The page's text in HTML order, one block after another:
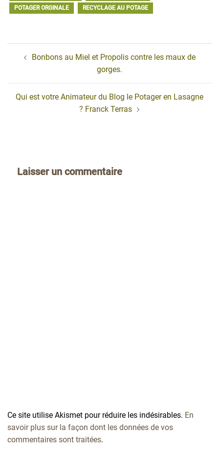
POTAGER ORGINALE RECYCLAGE AU POTAGE
d’articleBonbons au Miel et Propolis contre les maux de
gorges.
Qui est votre Animateur du Blog le Potager en Lasagne
? Franck Terras
Laisser un commentaire
Ce site utilise Akismet pour réduire les indésirables. En
savoir plus sur la façon dont les données de vos
commentaires sont traitées.